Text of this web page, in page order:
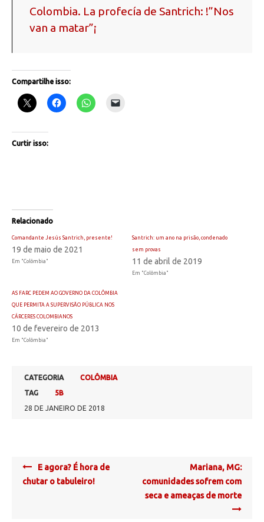
Colombia. La profecía de Santrich: !”Nos
van a matar”¡
Compartilhe isso:
Curtir isso:
Relacionado
Comandante Jesús Santrich, presente!
19 de maio de 2021
Em "Colômbia"
Santrich: um ano na prisão, condenado
sem provas
11 de abril de 2019
Em "Colômbia"
AS FARC PEDEM AO GOVERNO DA COLÔMBIA
QUE PERMITA A SUPERVISÃO PÚBLICA NOS
CÁRCERES COLOMBIANOS
10 de fevereiro de 2013
Em "Colômbia"
CATEGORIA
COLÔMBIA
TAG
5B
28 DE JANEIRO DE 2018
Post
navigation
E agora? É hora de
chutar o tabuleiro!
Mariana, MG:
comunidades sofrem com
seca e ameaças de morte